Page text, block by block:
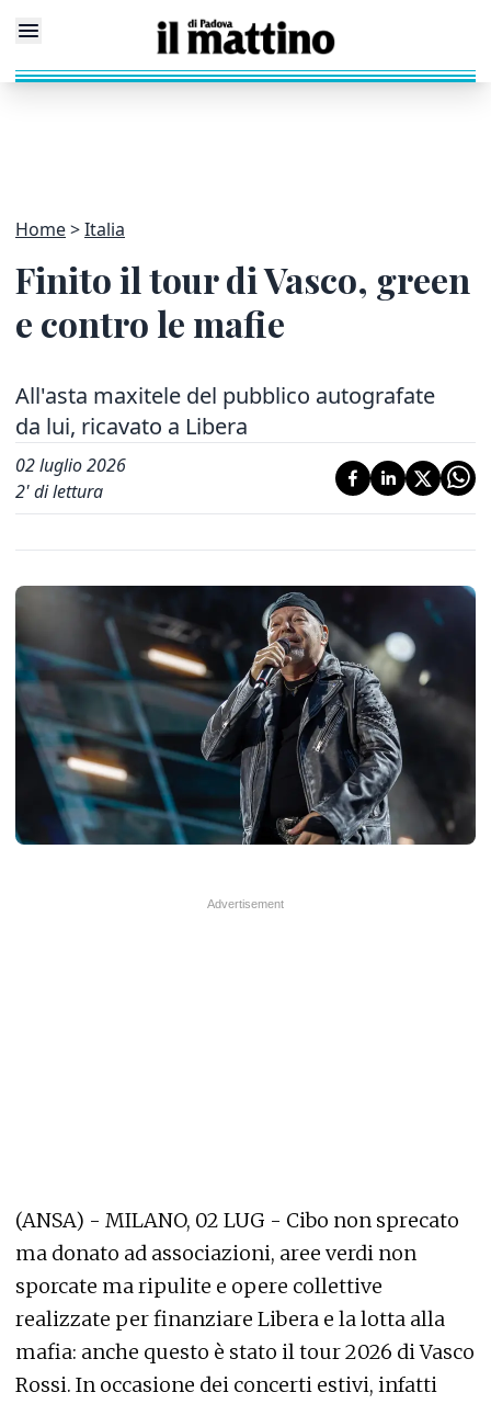
Home Italia
Finito il tour di Vasco, green
e contro le mafie
All'asta maxitele del pubblico autografate
da lui, ricavato a Libera
02 luglio 2026
2' di lettura
(ANSA) - MILANO, 02 LUG - Cibo non sprecato
ma donato ad associazioni, aree verdi non
sporcate ma ripulite e opere collettive
realizzate per finanziare Libera e la lotta alla
mafia: anche questo è stato il tour 2026 di Vasco
Rossi. In occasione dei concerti estivi, infatti